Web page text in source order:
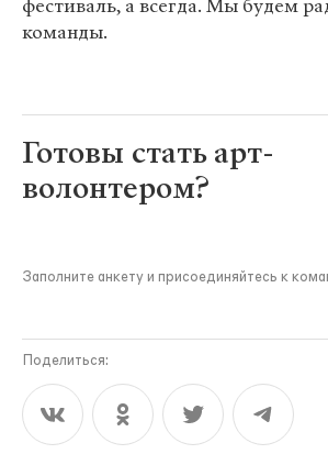
фестиваль, а всегда. Мы будем
команды.
Готовы стать арт-
волонтером?
Заполните анкету и присоединяйтесь к
Поделиться: